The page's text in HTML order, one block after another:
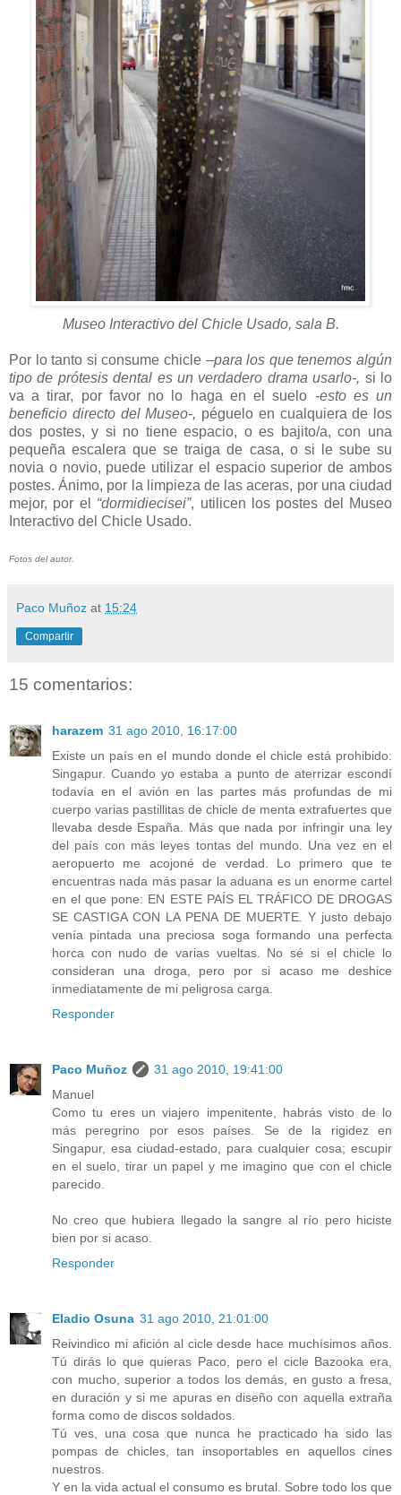
Museo Interactivo del Chicle Usado, sala B.
Por lo tanto si consume chicle –para los que tenemos algún
tipo de prótesis dental es un verdadero drama usarlo-, si lo
va a tirar, por favor no lo haga en el suelo -esto es un
beneficio directo del Museo-, péguelo en cualquiera de los
dos postes, y si no tiene espacio, o es bajito/a, con una
pequeña escalera que se traiga de casa, o si le sube su
novia o novio, puede utilizar el espacio superior de ambos
postes. Ánimo, por la limpieza de las aceras, por una ciudad
mejor, por el “dormidiecisei”, utilicen los postes del Museo
Interactivo del Chicle Usado.
Fotos del autor.
Paco Muñoz at 15:24
Compartir
15 comentarios:
harazem 31 ago 2010, 16:17:00
Existe un país en el mundo donde el chicle está prohibido:
Singapur. Cuando yo estaba a punto de aterrizar escondí
todavía en el avión en las partes más profundas de mi
cuerpo varias pastillitas de chicle de menta extrafuertes que
llevaba desde España. Más que nada por infringir una ley
del país con más leyes tontas del mundo. Una vez en el
aeropuerto me acojoné de verdad. Lo primero que te
encuentras nada más pasar la aduana es un enorme cartel
en el que pone: EN ESTE PAÍS EL TRÁFICO DE DROGAS
SE CASTIGA CON LA PENA DE MUERTE. Y justo debajo
venía pintada una preciosa soga formando una perfecta
horca con nudo de varias vueltas. No sé si el chicle lo
consideran una droga, pero por si acaso me deshice
inmediatamente de mi peligrosa carga.
Responder
Paco Muñoz
31 ago 2010, 19:41:00
Manuel
Como tu eres un viajero impenitente, habrás visto de lo
más peregrino por esos países. Se de la rigidez en
Singapur, esa ciudad-estado, para cualquier cosa; escupir
en el suelo, tirar un papel y me imagino que con el chicle
parecido.
No creo que hubiera llegado la sangre al río pero hiciste
bien por si acaso.
Responder
Eladio Osuna 31 ago 2010, 21:01:00
Reivindico mi afición al cicle desde hace muchísimos años.
Tú dirás lo que quieras Paco, pero el cicle Bazooka era,
con mucho, superior a todos los demás, en gusto a fresa,
en duración y si me apuras en diseño con aquella extraña
forma como de discos soldados.
Tú ves, una cosa que nunca he practicado ha sido las
pompas de chicles, tan insoportables en aquellos cines
nuestros.
Y en la vida actual el consumo es brutal. Sobre todo los que